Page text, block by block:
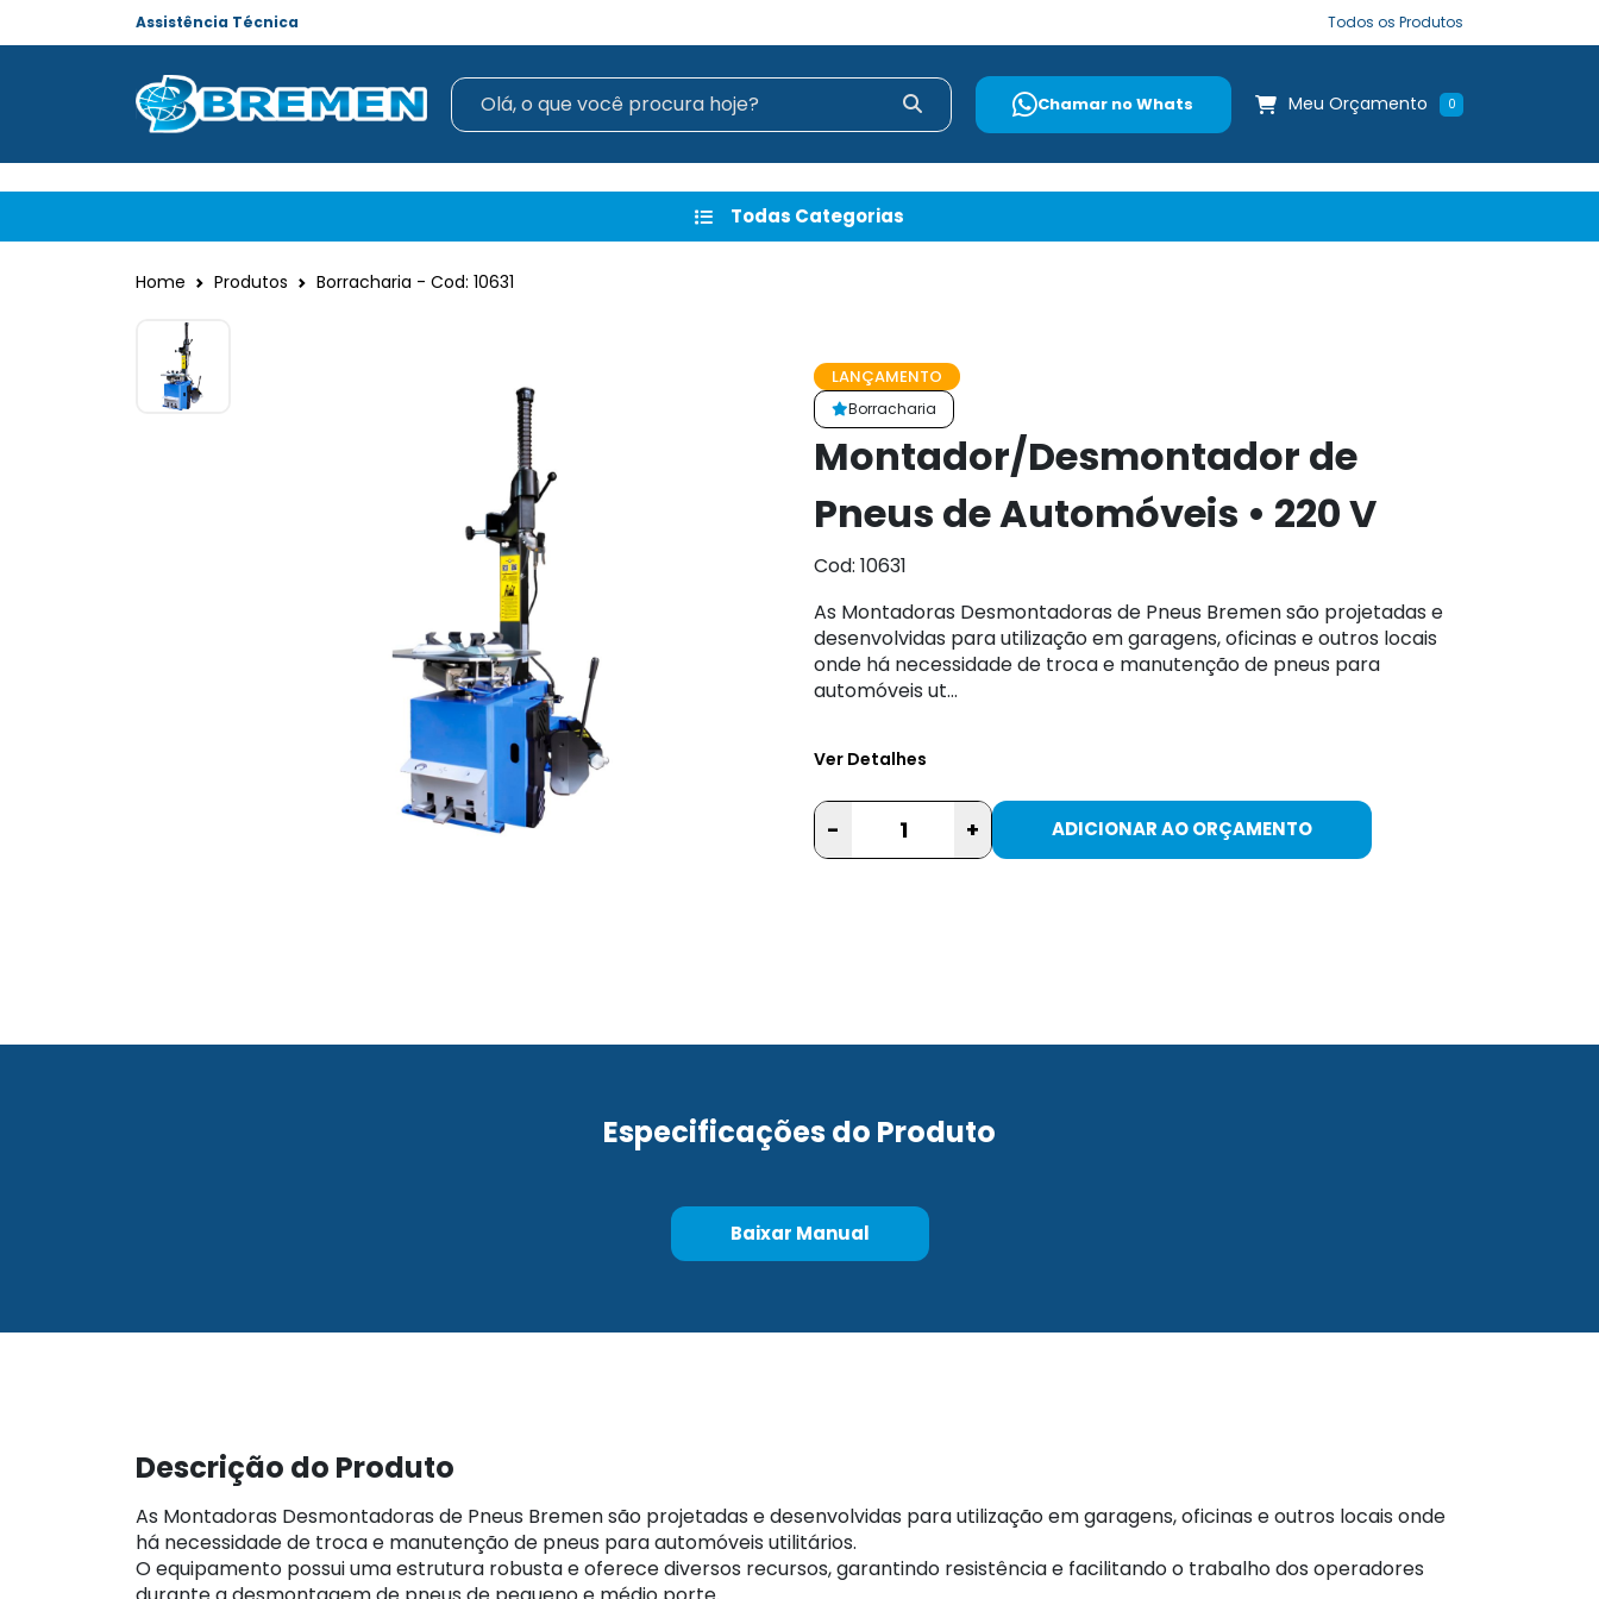
Assistência Técnica Todos os Produtos
Chamar no Whats Meu Orçamento 0
Todas Categorias
Home Produtos Borracharia - Cod: 10631
Borracharia
LANÇAMENTO
Montador/Desmontador de
Pneus de Automóveis • 220 V
Cod: 10631
As Montadoras Desmontadoras de Pneus Bremen são projetadas e
desenvolvidas para utilização em garagens, oficinas e outros locais
onde há necessidade de troca e manutenção de pneus para
automóveis ut...
Ver Detalhes
- + ADICIONAR AO ORÇAMENTO
Especificações do Produto
Baixar Manual
Descrição do Produto
As Montadoras Desmontadoras de Pneus Bremen são projetadas e desenvolvidas para utilização em garagens, oficinas e outros locais onde
há necessidade de troca e manutenção de pneus para automóveis utilitários.
O equipamento possui uma estrutura robusta e oferece diversos recursos, garantindo resistência e facilitando o trabalho dos operadores